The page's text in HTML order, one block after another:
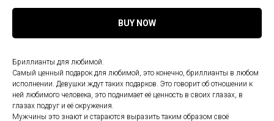
BUY NOW
Бриллианты для любимой.
Самый ценный подарок для любимой, это конечно, бриллианты в любом
исполнении. Девушки ждут таких подарков. Это говорит об отношении к
ней любимого человека, это поднимает её ценность в своих глазах, в
глазах подруг и её окружения.
Мужчины это знают и стараются выразить таким образом своё